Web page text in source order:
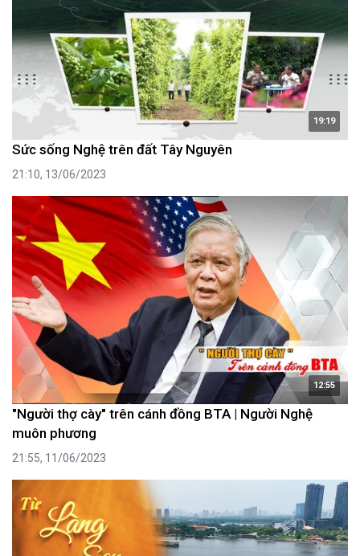
19:19
Sức sống Nghệ trên đất Tây Nguyên
21:10, 13/06/2023
12:55
"Người thợ cày" trên cánh đồng BTA | Người Nghệ
muôn phương
21:55, 11/06/2023